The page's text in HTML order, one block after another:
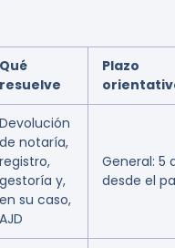
Qué
resuelve
Plazo
Devolución
de notaría,
registro,
gestoría y,
en su caso,
AJD
General: 5
desde el